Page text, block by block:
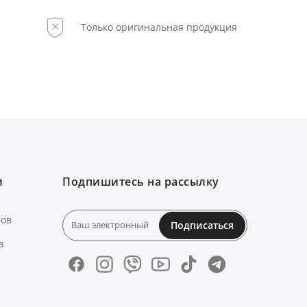
Только оригинальная продукция
Подпишитесь на рассылку
Подписаться